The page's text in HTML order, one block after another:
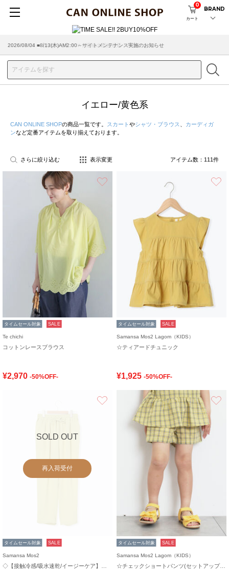
カート
0
BRAND
2026/07/29 ■【お知らせ】ヤマト運輸の配送遅延・停止について
イエロー/黄色系
CAN ONLINE SHOPの商品一覧です。 スカート やシャツ・ブラウス
カーディガ
ンなど定番アイテムを取り揃えております。
さらに絞り込む 表示変更 アイテム数： 111件
タイムセール対象 SALE
Te chichi
コットンレースブラウス
¥2,970 -50%OFF-
タイムセール対象 SALE
Samansa Mos2 Lagom（KIDS）
☆ティアードチュニック
¥1,925 -50%OFF-
SOLD OUT
再入荷受付
タイムセール対象 SALE
Samansa Mos2
タイムセール対象 SALE
Samansa Mos2 Lagom（KIDS）
☆チェックショートパンツ(セットアップ可)